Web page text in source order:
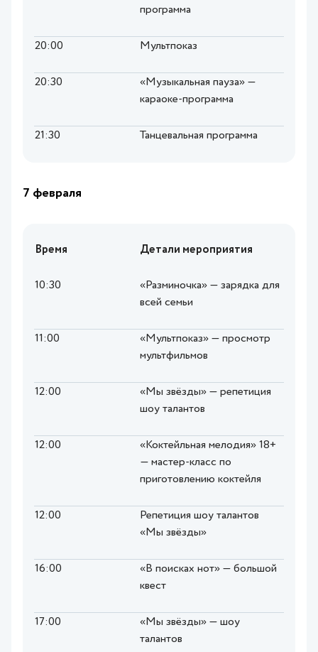
программа
20:00 Мультпоказ
20:30
«Музыкальная пауза» —
караоке-программа
21:30 Танцевальная программа
7 февраля
Время Детали мероприятия
10:30
«Разминочка» — зарядка для
всей семьи
11:00
«Мультпоказ» — просмотр
мультфильмов
12:00
«Мы звёзды» — репетиция
шоу талантов
12:00
«Коктейльная мелодия» 18+
— мастер-класс по
приготовлению коктейля
12:00
Репетиция шоу талантов
«Мы звёзды»
16:00
«В поисках нот» — большой
квест
17:00
«Мы звёзды» — шоу
талантов